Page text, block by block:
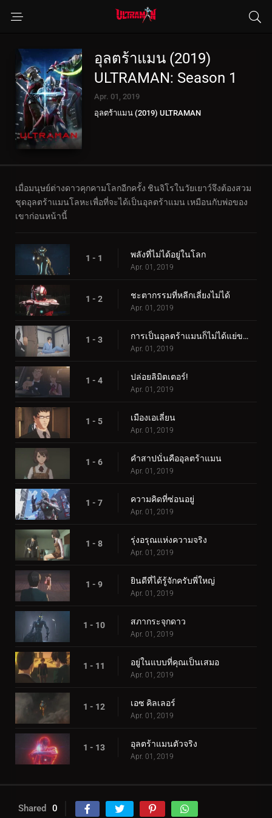
อุลตร้าแมน (2019)
ULTRAMAN: Season 1
Apr. 01, 2019
อุลตร้าแมน (2019) ULTRAMAN
เมื่อมนุษย์ต่างดาวคุกคามโลกอีกครั้ง ชินจิโรในวัยเยาว์จึงต้องสวม
ชุดอุลตร้าแมนโลหะเพื่อที่จะได้เป็นอุลตร้าแมน เหมือนกับพ่อของ
เขาก่อนหน้านี้
1 - 1 พลังที่ไม่ได้อยู่ในโลก
Apr. 01, 2019
1 - 2 ชะตากรรมที่หลีกเลี่ยงไม่ได้
Apr. 01, 2019
1 - 3 การเป็นอุลตร้าแมนก็ไม่ได้แย่ขนาดนั้น
Apr. 01, 2019
1 - 4 ปล่อยลิมิตเตอร์!
Apr. 01, 2019
1 - 5 เมืองเอเลี่ยน
Apr. 01, 2019
1 - 6 คำสาปนั่นคืออุลตร้าแมน
Apr. 01, 2019
1 - 7 ความคิดที่ซ่อนอยู่
Apr. 01, 2019
1 - 8 รุ่งอรุณแห่งความจริง
Apr. 01, 2019
1 - 9 ยินดีที่ได้รู้จักครับพี่ใหญ่
Apr. 01, 2019
1 - 10 สภากระจุกดาว
Apr. 01, 2019
1 - 11 อยู่ในแบบที่คุณเป็นเสมอ
Apr. 01, 2019
1 - 12 เอซ คิลเลอร์
Apr. 01, 2019
1 - 13 อุลตร้าแมนตัวจริง
Apr. 01, 2019
Shared 0